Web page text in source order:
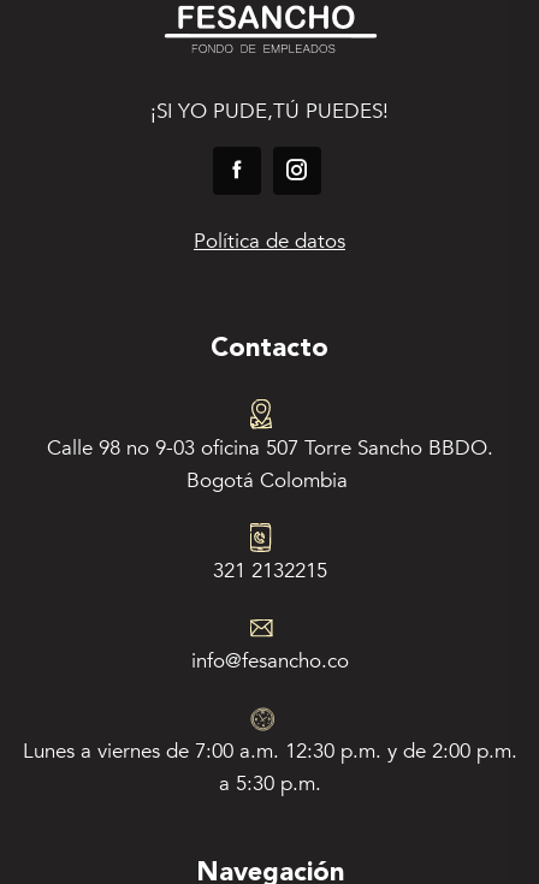
¡SI YO PUDE,TÚ PUEDES!
Política de datos
Contacto
Calle 98 no 9-03 oficina 507 Torre Sancho BBDO.
Bogotá Colombia
321 2132215
info@fesancho.co
Lunes a viernes de 7:00 a.m. 12:30 p.m. y de 2:00 p.m.
a 5:30 p.m.
Navegación